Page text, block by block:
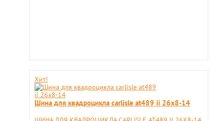
Хит!
Шина для квадроцикла carlisle at489 ii 26x8-14